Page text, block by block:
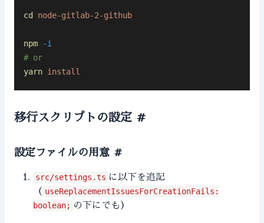
cd node-gitlab-2-github
npm -i
# or
yarn install
移行スクリプトの設定 #
設定ファイルの用意 #
src/settings.ts に以下を追記
（ useReplacementIssuesForCreationFails:
boolean; の下にでも）